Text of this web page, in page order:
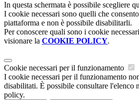
In questa schermata è possibile scegliere
I cookie necessari sono quelli che
piattaforma e non è possibile disabilitarli.
Per conoscere quali sono i cookie
visionare la COOKIE POLICY.
Cookie necessari per il funzionamento
I cookie necessari per il funzionamento
disabilitati. È possibile consultare l'elenco
policy.